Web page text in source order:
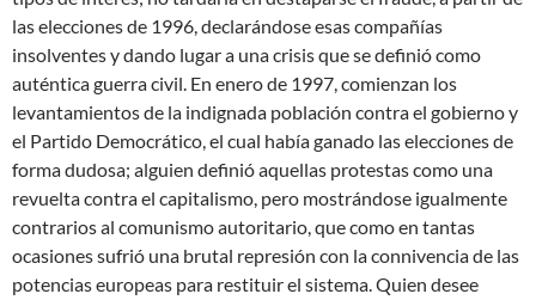
las elecciones de 1996, declarándose esas compañías
insolventes y dando lugar a una crisis que se definió como
auténtica guerra civil. En enero de 1997, comienzan los
levantamientos de la indignada población contra el gobierno y
el Partido Democrático, el cual había ganado las elecciones de
forma dudosa; alguien definió aquellas protestas como una
revuelta contra el capitalismo, pero mostrándose igualmente
contrarios al comunismo autoritario, que como en tantas
ocasiones sufrió una brutal represión con la connivencia de las
potencias europeas para restituir el sistema. Quien desee